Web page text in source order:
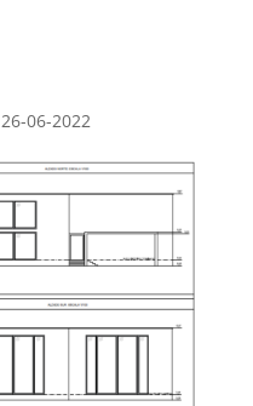
26-06-2022